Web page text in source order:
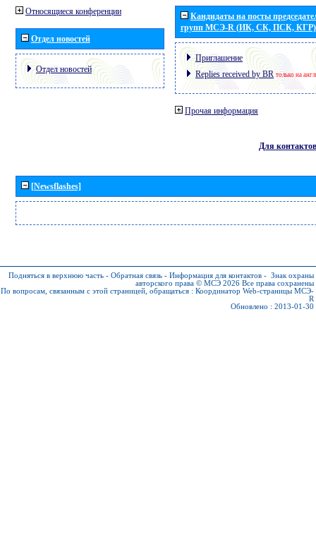
Относящиеся конференции
Отдел новостей
Отдел новостей
Кандидаты на посты
групп МСЭ-R (ИК, СК, ПСК, КГР)
Приглашение
Replies received by BR только на
Прочая информация
Для контактов
[Newsflashes]
Подняться в верхнюю часть - Обратная связь - Информация для контактов - Знак охраны
авторского права © МСЭ 2026 Все права сохранены
По вопросам, связанным с этой страницей, обращаться : Координатор Web-страницы МСЭ-
R
Обновлено : 2013-01-30